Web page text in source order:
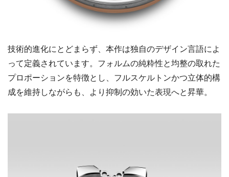
技術的進化にとどまらず、本作は独自のデザイン言語によ
って定義されています。フォルムの純粋性と均整の取れた
プロポーションを特徴とし、フルスケルトンかつ立体的構
成を維持しながらも、より抑制の効いた表現へと昇華。